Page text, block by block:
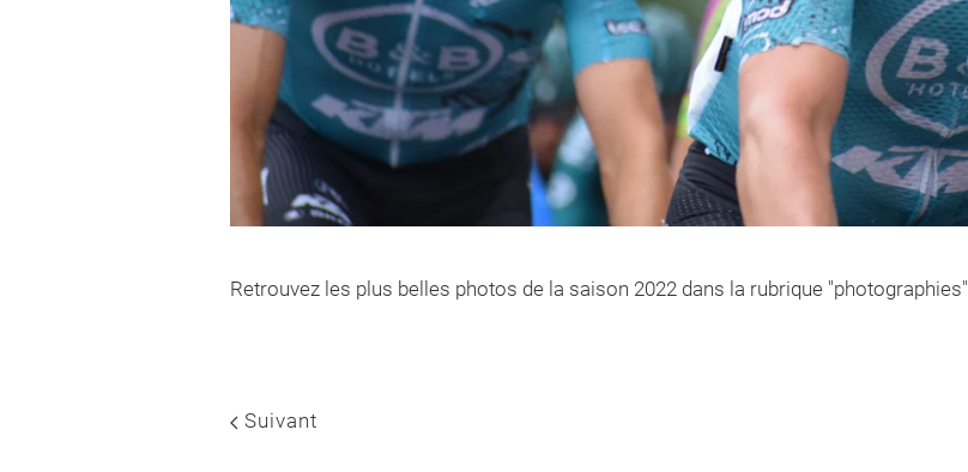
Retrouvez les plus belles photos de la saison 2022 dans la rubrique "photographies"
Suivant